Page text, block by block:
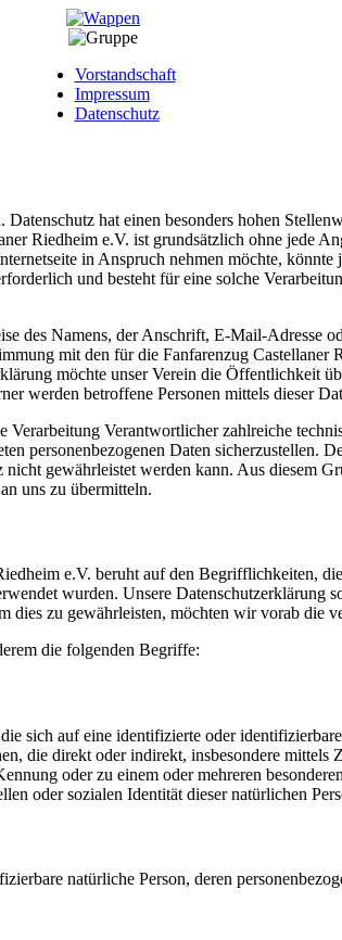
Vorstandschaft
Impressum
Datenschutz
hat einen besonders hohen
Riedheim e.V. ist grundsätzlich ohne jede
in Anspruch nehmen möchte,
und besteht für eine solche
des Namens, der Anschrift, E-Mail-Adresse
mit den für die Fanfarenzug Castellaner
möchte unser Verein die Öffentlichkeit
werden betroffene Personen mittels dieser
Verantwortlicher zahlreiche
personenbezogenen Daten sicherzustellen.
gewährleistet werden kann. Aus diesem
uns zu übermitteln.
e.V. beruht auf den Begrifflichkeiten,
wurden. Unsere Datenschutzerklärung
dies zu gewährleisten, möchten wir vorab die
die folgenden Begriffe:
sich auf eine identifizierte oder
die direkt oder indirekt, insbesondere
oder zu einem oder mehreren
oder sozialen Identität dieser natürlichen
natürliche Person, deren